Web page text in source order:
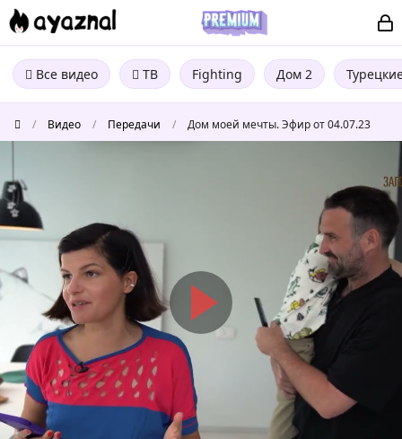
Все видео ТВ Fighting Дом 2
/ Видео / Передачи / Дом моей мечты. Эфир от 04.07.23
Дом
моей
мечты.
Эфир
от
04.07.23